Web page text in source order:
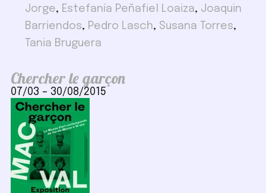
Jorge, Estefanía Peñafiel Loaiza, Joaquin
Barriendos, Pedro Lasch, Susana Torres,
Tania Bruguera
Chercher le garçon
07/03 – 30/08/2015